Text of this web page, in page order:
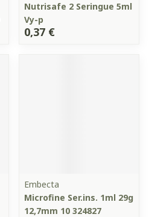
Nutrisafe 2 Seringue 5ml
Vy-p
0,37 €
Embecta
Microfine Ser.ins. 1ml 29g
12,7mm 10 324827